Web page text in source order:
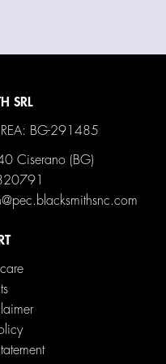
SRL
BG-291485
Ciserano (BG)